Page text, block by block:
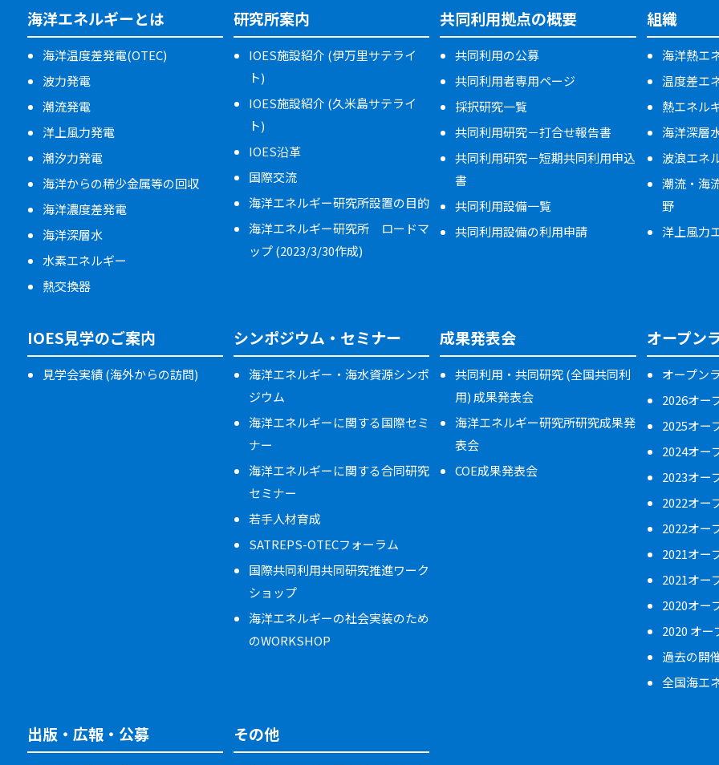
海洋エネルギーとは
海洋温度差発電(OTEC)
波力発電
潮流発電
洋上風力発電
潮汐力発電
海洋からの稀少金属等の回収
海洋濃度差発電
海洋深層水
水素エネルギー
熱交換器
研究所案内
IOES施設紹介 (伊万里サテライ
ト)
IOES施設紹介 (久米島サテライ
ト)
IOES沿革
国際交流
海洋エネルギー研究所設置の目的
海洋エネルギー研究所 ロードマ
ップ (2023/3/30作成)
共同利用拠点の概要
共同利用の公募
共同利用者専用ページ
採択研究一覧
共同利用研究－打合せ報告書
共同利用研究－短期共同利用申込
書
共同利用設備一覧
共同利用設備の利用申請
組織
海洋熱エ
温度差エ
熱エネル
海洋深層
波浪エネ
潮流・海
野
洋上風力
IOES見学のご案内
見学会実績 (海外からの訪問)
シンポジウム・セミナー
海洋エネルギー・海水資源シンポ
ジウム
海洋エネルギーに関する国際セミ
ナー
海洋エネルギーに関する合同研究
セミナー
若手人材育成
SATREPS-OTECフォーラム
国際共同利用共同研究推進ワーク
ショップ
海洋エネルギーの社会実装のため
のWORKSHOP
成果発表会
共同利用・共同研究 (全国共同利
用) 成果発表会
海洋エネルギー研究所研究成果発
表会
COE成果発表会
オープン
オープン
2026オー
2025オー
2024オー
2023オー
2022オ
2022オー
2021オ
2021オー
2020オ
2020 オー
過去の開
全国海エ
出版・広報・公募 その他